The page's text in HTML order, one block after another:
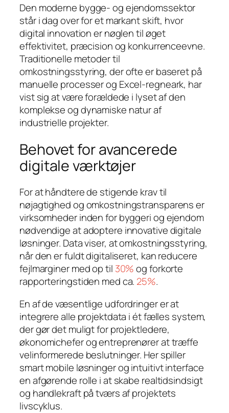
Den moderne bygge- og ejendomssektor
står i dag over for et markant skift, hvor
digital innovation er nøglen til øget
effektivitet, præcision og konkurrenceevne.
Traditionelle metoder til
omkostningsstyring, der ofte er baseret på
manuelle processer og Excel-regneark, har
vist sig at være forældede i lyset af den
komplekse og dynamiske natur af
industrielle projekter.
Behovet for avancerede
digitale værktøjer
For at håndtere de stigende krav til
nøjagtighed og omkostningstransparens er
virksomheder inden for byggeri og ejendom
nødvendige at adoptere innovative digitale
løsninger. Data viser, at omkostningsstyring,
når den er fuldt digitaliseret, kan reducere
fejlmarginer med op til 30%og forkorte
rapporteringstiden med ca. 25%.
En af de væsentlige udfordringer er at
integrere alle projektdata i ét fælles system,
der gør det muligt for projektledere,
økonomichefer og entreprenører at træffe
velinformerede beslutninger. Her spiller
smart mobile løsninger og intuitivt interface
en afgørende rolle i at skabe realtidsindsigt
og handlekraft på tværs af projektets
livscyklus.